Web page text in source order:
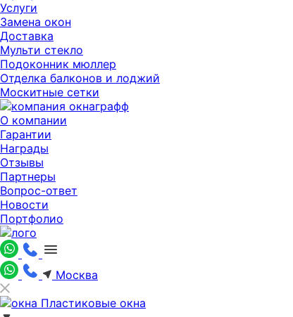
Услуги
Замена окон
Доставка
Мульти стекло
Подоконник мюллер
Отделка балконов и лоджий
Москитные сетки
О компании
Гарантии
Награды
Отзывы
Партнеры
Вопрос-ответ
Новости
Портфолио
Москва
Пластиковые окна